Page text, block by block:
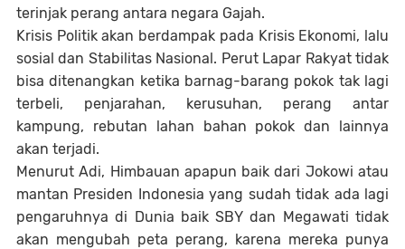
terinjak perang antara negara Gajah.
Krisis Politik akan berdampak pada Krisis Ekonomi, lalu
sosial dan Stabilitas Nasional. Perut Lapar Rakyat tidak
bisa ditenangkan ketika barnag-barang pokok tak lagi
terbeli, penjarahan, kerusuhan, perang antar
kampung, rebutan lahan bahan pokok dan lainnya
akan terjadi.
Menurut Adi, Himbauan apapun baik dari Jokowi atau
mantan Presiden Indonesia yang sudah tidak ada lagi
pengaruhnya di Dunia baik SBY dan Megawati tidak
akan mengubah peta perang, karena mereka punya